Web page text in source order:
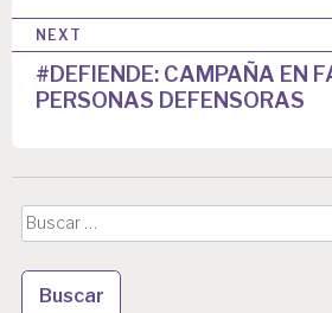
e
g
i
ó
NEXT
#DEFIENDE: CAMPAÑA EN
PERSONAS DEFENSORAS
Buscar: